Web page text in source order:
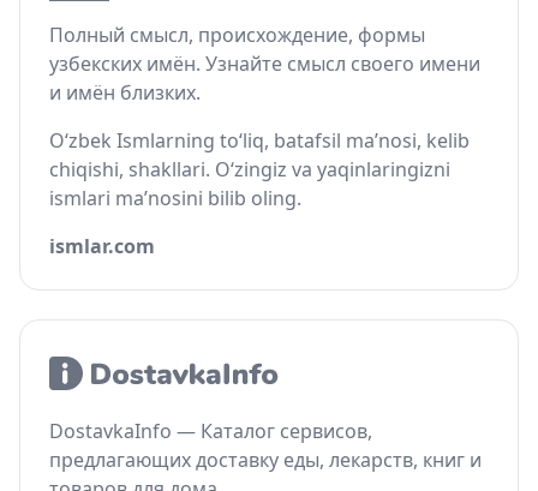
Полный смысл, происхождение, формы
узбекских имён. Узнайте смысл своего имени
и имён близких.
O‘zbek Ismlarning to‘liq, batafsil ma’nosi, kelib
chiqishi, shakllari. O‘zingiz va yaqinlaringizni
ismlari ma’nosini bilib oling.
ismlar.com
DostavkaInfo — Каталог сервисов,
предлагающих доставку еды, лекарств, книг и